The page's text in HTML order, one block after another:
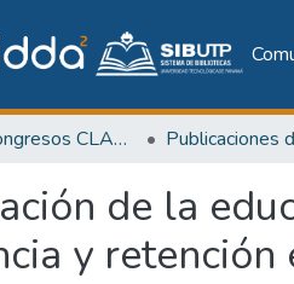
RedGuia / Congresos CLABES
de la
y